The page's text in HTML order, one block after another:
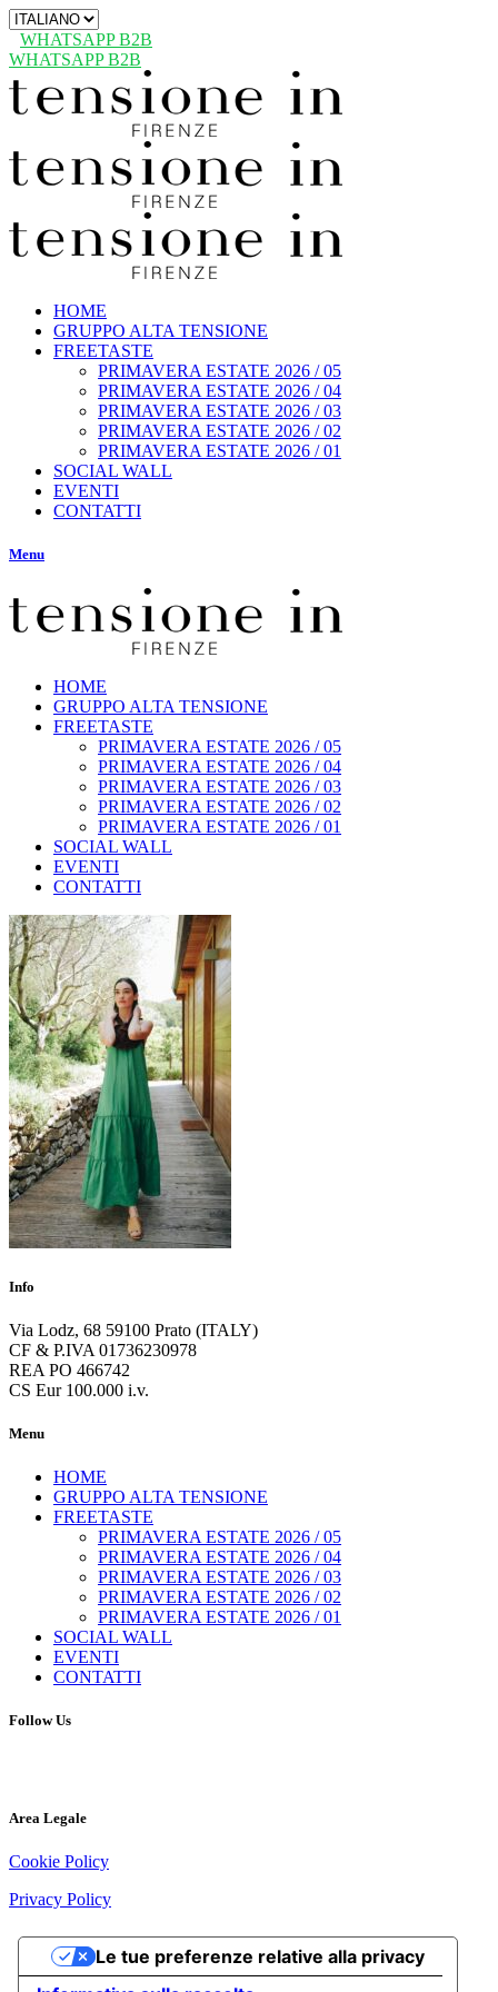
Scegli
una
lingua
WHATSAPP B2B
WHATSAPP B2B
HOME
GRUPPO ALTA TENSIONE
FREETASTE
PRIMAVERA ESTATE 2026 / 05
PRIMAVERA ESTATE 2026 / 04
PRIMAVERA ESTATE 2026 / 03
PRIMAVERA ESTATE 2026 / 02
PRIMAVERA ESTATE 2026 / 01
SOCIAL WALL
EVENTI
CONTATTI
Menu
HOME
GRUPPO ALTA TENSIONE
FREETASTE
PRIMAVERA ESTATE 2026 / 05
PRIMAVERA ESTATE 2026 / 04
PRIMAVERA ESTATE 2026 / 03
PRIMAVERA ESTATE 2026 / 02
PRIMAVERA ESTATE 2026 / 01
SOCIAL WALL
EVENTI
CONTATTI
Info
Via Lodz, 68 59100 Prato (ITALY)
CF & P.IVA 01736230978
REA PO 466742
CS Eur 100.000 i.v.
Menu
HOME
GRUPPO ALTA TENSIONE
FREETASTE
PRIMAVERA ESTATE 2026 / 05
PRIMAVERA ESTATE 2026 / 04
PRIMAVERA ESTATE 2026 / 03
PRIMAVERA ESTATE 2026 / 02
PRIMAVERA ESTATE 2026 / 01
SOCIAL WALL
EVENTI
CONTATTI
Follow Us
Area Legale
Cookie Policy
Privacy Policy
Le tue preferenze relative alla privacy